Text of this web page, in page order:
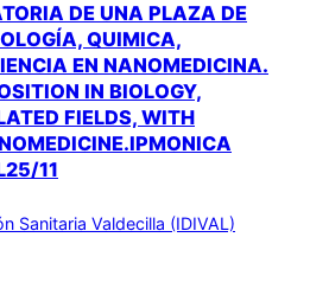
DE UNA PLAZA DE
QUIMICA,
EN NANOMEDICINA.
IN BIOLOGY,
FIELDS, WITH
11
Sanitaria Valdecilla (IDIVAL)